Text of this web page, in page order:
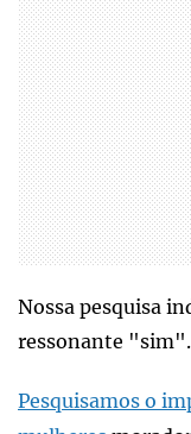
Nossa pesquisa
ressonante "sim".
Pesquisamos o